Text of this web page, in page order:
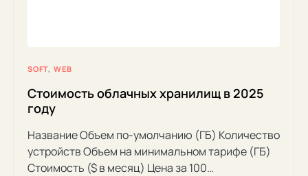
SOFT WEB
Стоимость облачных хранилищ в 2025
году
Название Объем по-умолчанию (ГБ) Количество
устройств Объем на минимальном тарифе (ГБ)
Стоимость ($ в месяц) Цена за 100…